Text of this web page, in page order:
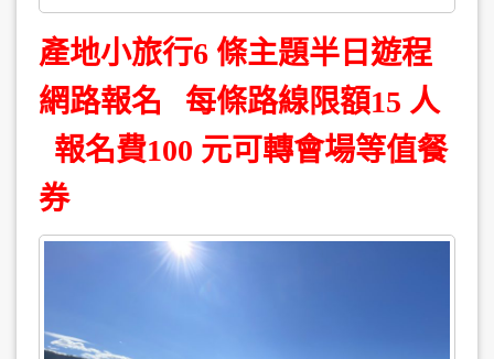
產地小旅行6 條主題半日遊程
網路報名 每條路線限額15 人
報名費100 元可轉會場等值餐
券